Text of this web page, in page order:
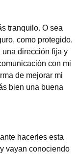
tranquilo. O sea
como protegido.
una dirección fija y
con mi
de mejorar mi
bien una buena
hacerles esta
vayan conociendo